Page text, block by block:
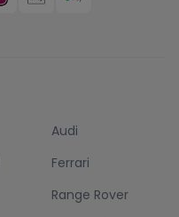
Audi
Ferrari
Range Rover